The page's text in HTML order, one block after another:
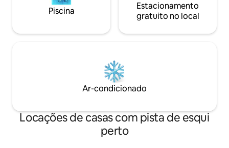
Piscina
Estacionamento
gratuito no local
Ar-condicionado
Locações de casas com pista de esqui
perto